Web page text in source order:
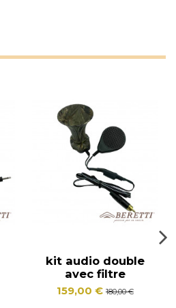
kit audio double
avec filtre
159,00 € 180,00 €